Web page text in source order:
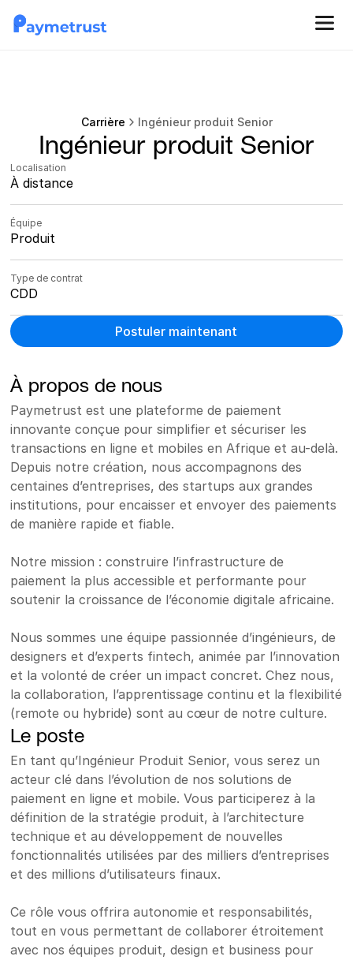
Carrière Ingénieur produit Senior
Ingénieur produit Senior
Localisation
À distance
Équipe
Produit
Type de contrat
CDD
Postuler maintenant
À propos de nous
Paymetrust est une plateforme de paiement
innovante conçue pour simplifier et sécuriser les
transactions en ligne et mobiles en Afrique et au-delà.
Depuis notre création, nous accompagnons des
centaines d’entreprises, des startups aux grandes
institutions, pour encaisser et envoyer des paiements
de manière rapide et fiable.
Notre mission : construire l’infrastructure de
paiement la plus accessible et performante pour
soutenir la croissance de l’économie digitale africaine.
Nous sommes une équipe passionnée d’ingénieurs, de
designers et d’experts fintech, animée par l’innovation
et la volonté de créer un impact concret. Chez nous,
la collaboration, l’apprentissage continu et la flexibilité
(remote ou hybride) sont au cœur de notre culture.
Le poste
En tant qu’Ingénieur Produit Senior, vous serez un
acteur clé dans l’évolution de nos solutions de
paiement en ligne et mobile. Vous participerez à la
définition de la stratégie produit, à l’architecture
technique et au développement de nouvelles
fonctionnalités utilisées par des milliers d’entreprises
et des millions d’utilisateurs finaux.
Ce rôle vous offrira autonomie et responsabilités,
tout en vous permettant de collaborer étroitement
avec nos équipes produit, design et business pour